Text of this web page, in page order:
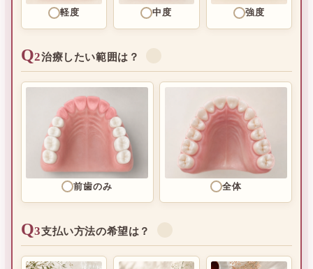
軽度 中度 強度
Q2治療したい範囲は？
前歯のみ 全体
Q3支払い方法の希望は？